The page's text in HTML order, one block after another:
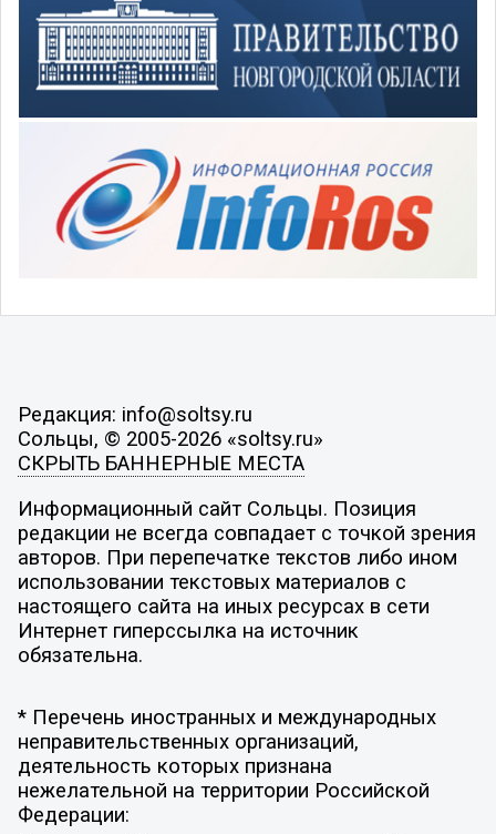
Редакция: info@soltsy.ru
Сольцы, © 2005-2026 «soltsy.ru»
СКРЫТЬ БАННЕРНЫЕ МЕСТА
Информационный сайт Сольцы. Позиция
редакции не всегда совпадает с точкой зрения
авторов. При перепечатке текстов либо ином
использовании текстовых материалов с
настоящего сайта на иных ресурсах в сети
Интернет гиперссылка на источник
обязательна.
* Перечень иностранных и международных
неправительственных организаций,
деятельность которых признана
нежелательной на территории Российской
Федерации: